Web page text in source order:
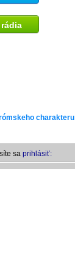
charakteru
sa prihlásiť: